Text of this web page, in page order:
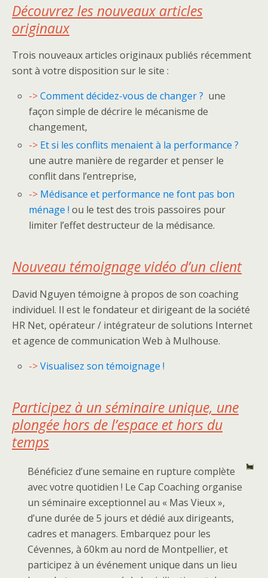
Découvrez les nouveaux articles
originaux
Trois nouveaux articles originaux publiés récemment
sont à votre disposition sur le site :
-> Comment décidez-vous de changer ? une
façon simple de décrire le mécanisme de
changement,
-> Et si les conflits menaient à la performance ?
une autre manière de regarder et penser le
conflit dans l’entreprise,
-> Médisance et performance ne font pas bon
ménage !ou le test des trois passoires pour
limiter l’effet destructeur de la médisance.
Nouveau témoignage vidéo d’un client
David Nguyen témoigne à propos de son coaching
individuel. Il est le fondateur et dirigeant de la société
HR Net, opérateur / intégrateur de solutions Internet
et agence de communication Web à Mulhouse.
-> Visualisez son témoignage !
Participez à un séminaire unique, une
plongée hors de l’espace et hors du
temps
Bénéficiez d’une semaine en rupture complète
avec votre quotidien ! Le Cap Coaching organise
un séminaire exceptionnel au « Mas Vieux »,
d’une durée de 5 jours et dédié aux dirigeants,
cadres et managers. Embarquez pour les
Cévennes, à 60km au nord de Montpellier, et
participez à un événement unique dans un lieu